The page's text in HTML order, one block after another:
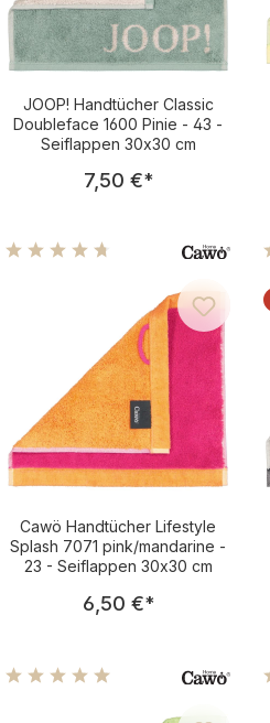
JOOP! Handtücher Classic
Doubleface 1600 Pinie - 43 -
Seiflappen 30x30 cm
Regulärer Preis:
7,50 €*
Cawö Handtücher Lifestyle
Splash 7071 pink/mandarine -
23 - Seiflappen 30x30 cm
Regulärer Preis:
6,50 €*